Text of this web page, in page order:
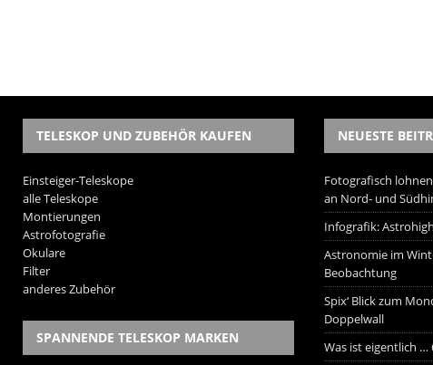
TELESKOP UND ZUBEHÖR KAUFEN
Einsteiger-Teleskope
alle Teleskope
Montierungen
Astrofotografie
Okulare
Filter
anderes Zubehör
SPANNENDE TELESKOP MARKEN
NEUESTE
Fotografisch
an Nord- und
Infografik:
Astronomie im
Beobachtung
Spix‘ Blick zum
Doppelwall
Was ist eigentlich …